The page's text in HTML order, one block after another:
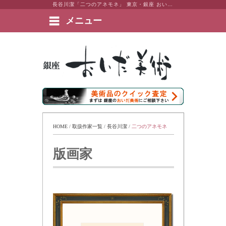
メニュー
絵画など美術品の販売と買取 | 東京・銀座 おいだ美術
HOME / 取扱作家一覧 / 長谷川潔 / 二つのアネモネ
版画家